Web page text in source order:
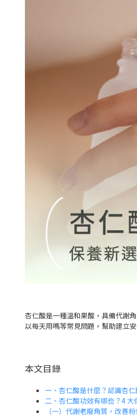
杏仁酸是一種溫和果酸，具備代謝
以每天用嗎等常見問題，幫助建立
本文目錄
一、杏仁酸是什麼？認識杏
二、杏仁酸功效有哪些？4
（一）代謝老廢角質，改善